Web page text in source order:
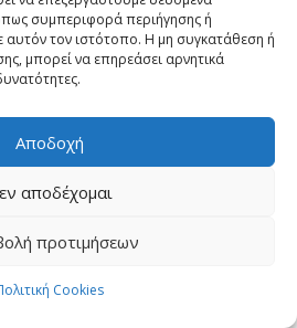
συμπεριφορά περιήγησης ή
αυτόν τον ιστότοπο. Η μη συγκατάθεση ή
μπορεί να επηρεάσει αρνητικά
Αποδοχή
αποδέχομαι
προτιμήσεων
Cookies